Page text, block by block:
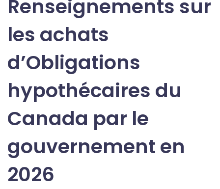
Renseignements sur
les achats
d’Obligations
hypothécaires du
Canada par le
gouvernement en
2026